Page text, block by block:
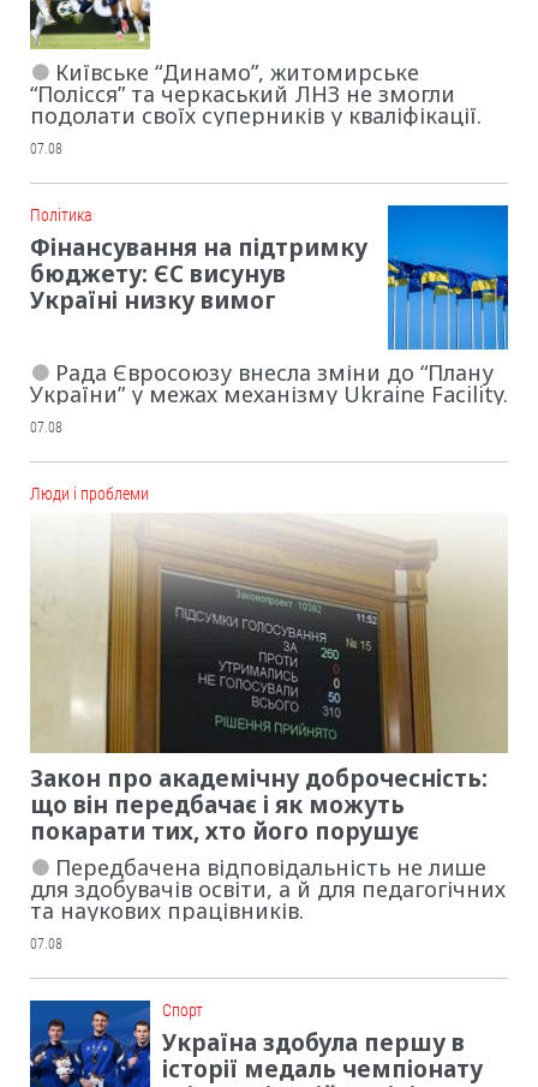
Київське “Динамо”, житомирське
“Полісся” та черкаський ЛНЗ не змогли
подолати своїх суперників у кваліфікації.
07.08
Політика
Фінансування на підтримку
бюджету: ЄС висунув
Україні низку вимог
Рада Євросоюзу внесла зміни до “Плану
України” у межах механізму Ukraine Facility.
07.08
Люди і проблеми
Закон про академічну доброчесність:
що він передбачає і як можуть
покарати тих, хто його порушує
Передбачена відповідальність не лише
для здобувачів освіти, а й для педагогічних
та наукових працівників.
07.08
Cпорт
Україна здобула першу в
історії медаль чемпіонату